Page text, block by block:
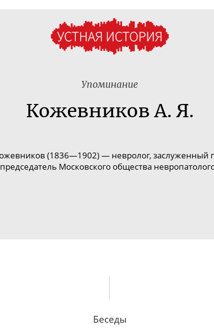
Упоминание
Кожевников А. Я.
(1836—1902) — невролог, заслуженный
Московского общества
Беседы